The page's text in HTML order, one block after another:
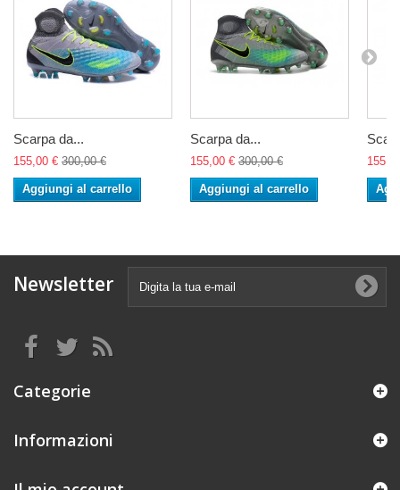
Scarpa da...
155,00 € 300,00 €
Aggiungi al carrello
Scarpa da...
155,00 € 300,00 €
Aggiungi al carrello
Newsletter
Categorie
Informazioni